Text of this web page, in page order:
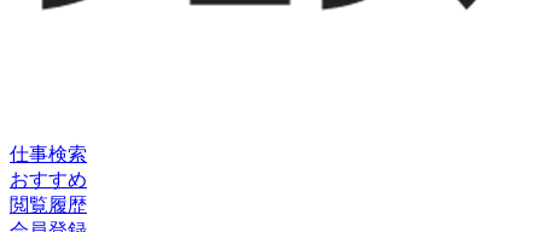
仕事検索
おすすめ
閲覧履歴